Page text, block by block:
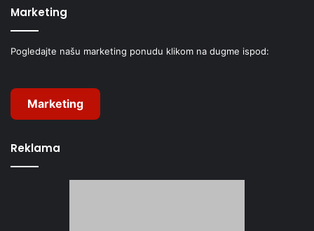
Marketing
Pogledajte našu marketing ponudu klikom na dugme ispod:
Marketing
Reklama